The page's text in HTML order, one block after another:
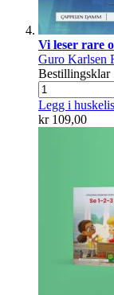
Vi leser rare
Guro Karlsen
Bestillingsklar
Legg i
kr 109,00